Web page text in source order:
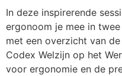
In deze inspirerende
ergonoom je mee in
met een overzicht van
Codex Welzijn op het
voor ergonomie en de